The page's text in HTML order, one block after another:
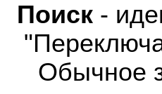
Поиск -
Обычное